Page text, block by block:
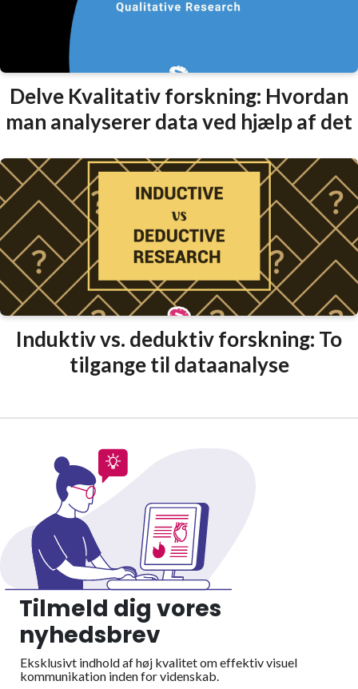
Delve Kvalitativ forskning: Hvordan
man analyserer data ved hjælp af det
Induktiv vs. deduktiv forskning: To
tilgange til dataanalyse
Tilmeld dig vores
nyhedsbrev
Eksklusivt indhold af høj kvalitet om effektiv visuel
kommunikation inden for videnskab.